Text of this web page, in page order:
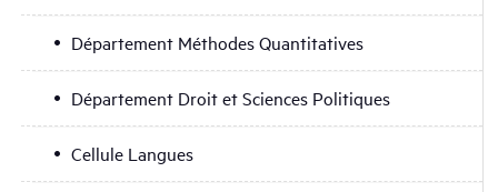
Département Méthodes Quantitatives
Département Droit et Sciences Politiques
Cellule Langues